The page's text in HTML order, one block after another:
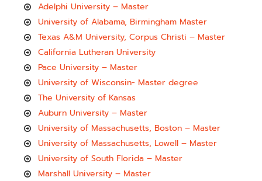
Adelphi University – Master
University of Alabama, Birmingham Master
Texas A&M University, Corpus Christi – Master
California Lutheran University
Pace University – Master
University of Wisconsin- Master degree
The University of Kansas
Auburn University – Master
University of Massachusetts, Boston – Master
University of Massachusetts, Lowell – Master
University of South Florida – Master
Marshall University – Master